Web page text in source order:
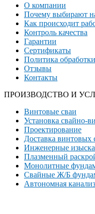
О компании
Почему выбирают
Как происходит
Контроль качества
Гарантии
Сертификаты
Политика
Отзывы
Контакты
ПРОИЗВОДСТВО И
Винтовые сваи
Установка свайно-
Проектирование
Доставка винтовых
Инженерные
Плазменный
Монолитные
Свайные Ж/Б
Автономная